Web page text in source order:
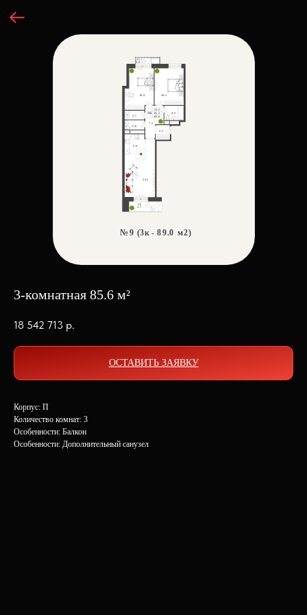
3-комнатная 85.6 м²
18 542 713 р.
ОСТАВИТЬ ЗАЯВКУ
Корпус: П
Количество комнат: 3
Особенности: Балкон
Особенности: Дополнительный санузел